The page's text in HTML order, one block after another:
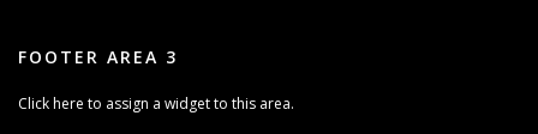
FOOTER AREA 3
Click here to assign a widget to this area.